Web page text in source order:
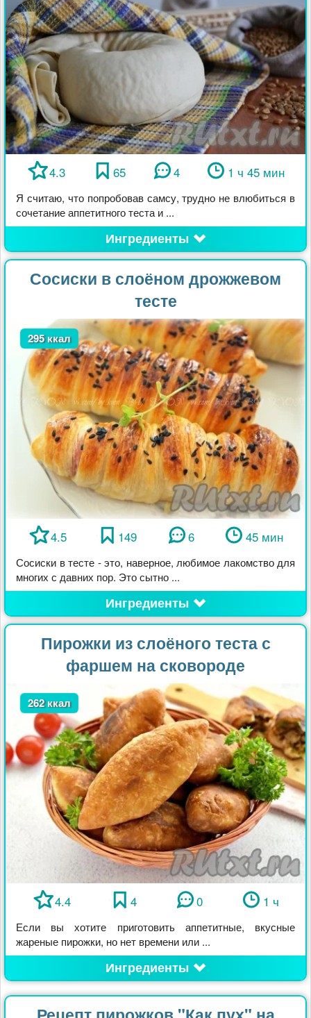
4.3 65 4 1 ч 45 мин
Я считаю, что попробовав самсу, трудно не влюбиться в
сочетание аппетитного теста и ...
Ингредиенты
Сосиски в слоёном дрожжевом
тесте
295 ккал
4.5 149 6 45 мин
Сосиски в тесте - это, наверное, любимое лакомство для
многих с давних пор. Это сытно ...
Ингредиенты
Пирожки из слоёного теста с
фаршем на сковороде
262 ккал
4.4 4 0 1 ч
Если вы хотите приготовить аппетитные, вкусные
жареные пирожки, но нет времени или ...
Ингредиенты